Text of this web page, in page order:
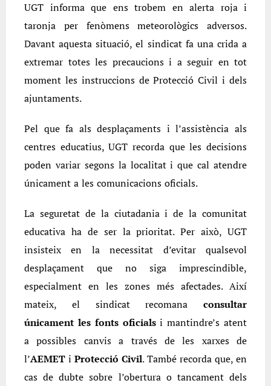
UGT informa que ens trobem en alerta roja i
taronja per fenòmens meteorològics adversos.
Davant aquesta situació, el sindicat fa una crida a
extremar totes les precaucions i a seguir en tot
moment les instruccions de Protecció Civil i dels
ajuntaments.
Pel que fa als desplaçaments i l’assistència als
centres educatius, UGT recorda que les decisions
poden variar segons la localitat i que cal atendre
únicament a les comunicacions oficials.
La seguretat de la ciutadania i de la comunitat
educativa ha de ser la prioritat. Per això, UGT
insisteix en la necessitat d’evitar qualsevol
desplaçament que no siga imprescindible,
especialment en les zones més afectades. Així
mateix, el sindicat recomana consultar
únicament les fonts oficialsi mantindre’s atent
a possibles canvis a través de les xarxes de
l’AEMET i Protecció Civil. També recorda que, en
cas de dubte sobre l’obertura o tancament dels